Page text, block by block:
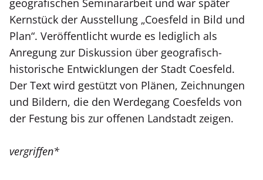
geografischen Seminararbeit und war später
Kernstück der Ausstellung „Coesfeld in Bild und
Plan“. Veröffentlicht wurde es lediglich als
Anregung zur Diskussion über geografisch-
historische Entwicklungen der Stadt Coesfeld.
Der Text wird gestützt von Plänen, Zeichnungen
und Bildern, die den Werdegang Coesfelds von
der Festung bis zur offenen Landstadt zeigen.
vergriffen*